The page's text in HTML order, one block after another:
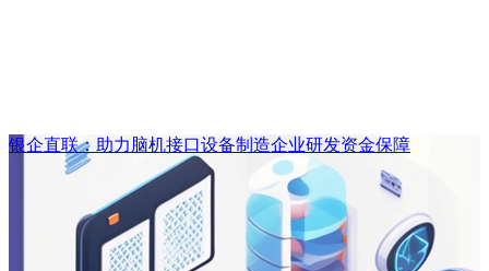
银企直联：助力脑机接口设备制造企业研发资金保障